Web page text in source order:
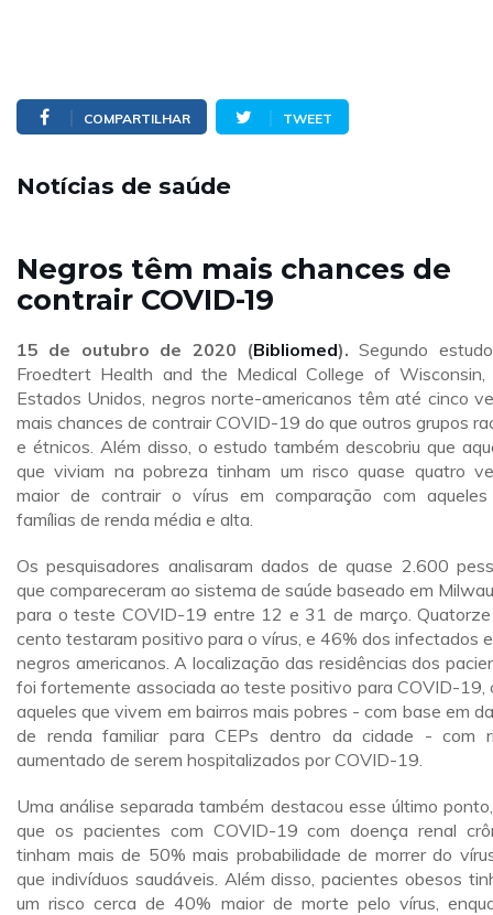
COMPARTILHAR TWEET
Notícias de saúde
Negros têm mais chances de
contrair COVID-19
15 de outubro de 2020 (Bibliomed). Segundo
Froedtert Health and the Medical College of Wisconsin,
Estados Unidos, negros norte-americanos têm até cinco
mais chances de contrair COVID-19 do que outros grupos
e étnicos. Além disso, o estudo também descobriu que
que viviam na pobreza tinham um risco quase quatro
maior de contrair o vírus em comparação com
famílias de renda média e alta.
Os pesquisadores analisaram dados de quase 2.600
que compareceram ao sistema de saúde baseado em
para o teste COVID-19 entre 12 e 31 de março.
cento testaram positivo para o vírus, e 46% dos infectados
negros americanos. A localização das residências dos
foi fortemente associada ao teste positivo para COVID-19,
aqueles que vivem em bairros mais pobres - com base em
de renda familiar para CEPs dentro da cidade - com
aumentado de serem hospitalizados por COVID-19.
Uma análise separada também destacou esse último
que os pacientes com COVID-19 com doença renal
tinham mais de 50% mais probabilidade de morrer do
que indivíduos saudáveis. Além disso, pacientes obesos
um risco cerca de 40% maior de morte pelo vírus,